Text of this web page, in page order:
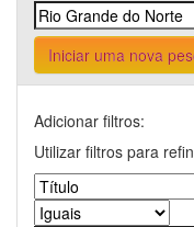
Iniciar uma nova
Adicionar filtros:
Utilizar filtros para